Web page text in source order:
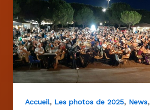
Accueil, Les photos de 2025, News,